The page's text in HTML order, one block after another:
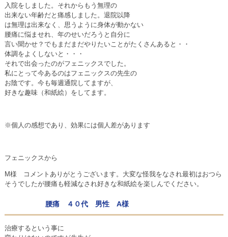
入院をしました。それからもう無理の
出来ない年齢だと痛感しました。退院以降
は無理は出来なく、思うように身体が動かない
腰痛に悩ませれ、年のせいだろうと自分に
言い聞かせ？でもまだまだやりたいことがたくさんあると・・
体調をよくしないと・・・
それで出会ったのがフェニックスでした。
私にとって今あるのはフェニックスの先生の
お陰です。今も毎週通院してますが、
好きな趣味（和紙絵）をしてます。
※個人の感想であり、効果には個人差があります
フェニックスから
M様 コメントありがとうございます。大変な怪我をなされ最初はおつら
そうでしたが腰痛も軽減なされ好きな和紙絵を楽しんでください。
腰痛 ４０代 男性 A様
治療するという事に